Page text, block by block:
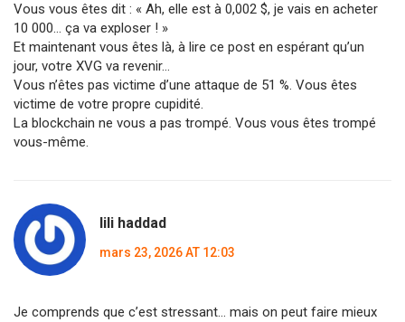
Vous vous êtes dit : « Ah, elle est à 0,002 $, je vais en acheter
10 000… ça va exploser ! »
Et maintenant vous êtes là, à lire ce post en espérant qu’un
jour, votre XVG va revenir…
Vous n’êtes pas victime d’une attaque de 51 %. Vous êtes
victime de votre propre cupidité.
La blockchain ne vous a pas trompé. Vous vous êtes trompé
vous-même.
lili haddad
mars 23, 2026 AT 12:03
Je comprends que c’est stressant… mais on peut faire mieux